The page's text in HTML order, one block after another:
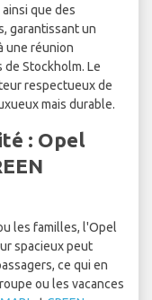
que des
garantissant un
une réunion
Stockholm. Le
respectueux de
mais durable.
: Opel
les familles, l'Opel
spacieux peut
ce qui en
ou les vacances